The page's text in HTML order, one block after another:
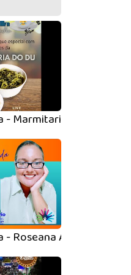
Marmitaria do Du
Roseana Ap. do Rosário